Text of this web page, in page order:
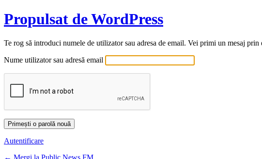
Propulsat de WordPress
Te rog să introduci numele de utilizator sau adresa de email. Vei primi un mesaj
Nume utilizator sau adresă email
Autentificare
← Mergi la Public News FM